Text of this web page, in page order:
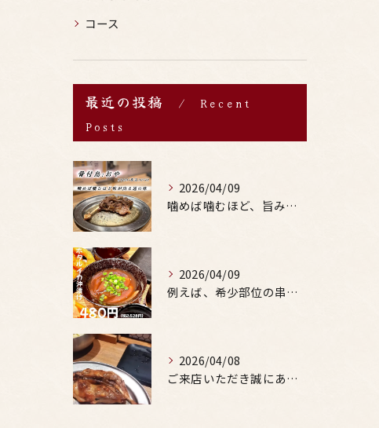
コース
最近の投稿
Recent
Posts
2026/04/09
噛めば噛むほど、旨みがあふれる。
2026/04/09
例えば、希少部位の串を試したり、季節限定の地酒を味わったりす...
2026/04/08
ご来店いただき誠にありがとうございます。